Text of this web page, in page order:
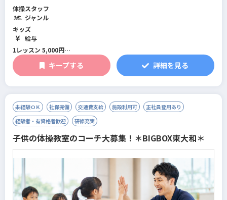
体操スタッフ
ジャンル
キッズ
給与
1レッスン 5,000円
アシスタントのレッスン給：4,000円
独り立ち出来たら5,000円になります。
キープする 詳細を見る
未経験ＯＫ 社保完備 交通費支給 施設利用可
正社員登用あり
経験者・有資格者歓迎
研修充実
子供の体操教室のコーチ大募集！＊BIGBOX東大和＊